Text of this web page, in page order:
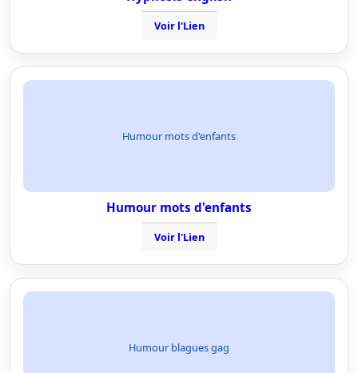
Voir l'Lien
Humour mots d'enfants
Humour mots d'enfants
Voir l'Lien
Humour blagues gag